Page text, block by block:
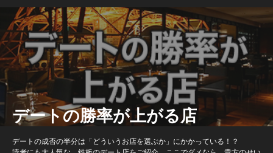
デートの勝率が上がる店
デートの成否の半分は「どういうお店を選ぶか」にかかっている！？